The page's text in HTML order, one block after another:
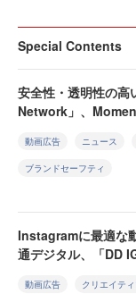
Special Contents
安全性・透明性の
Network」、
動画広告 ニュース
ブランドセーフティ
Instagramに最適な
通デジタル、「DD
動画広告 クリエイテ